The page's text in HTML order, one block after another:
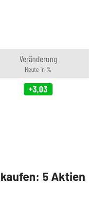
Veränderung
Heute in %
+3,03
5 Aktien